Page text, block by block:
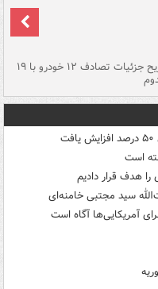
تشریح جزئیات تصادف ۱۲ خودرو با ۱۹
است
هدف قرار دادیم
آمریکایی‌ها آگاه است